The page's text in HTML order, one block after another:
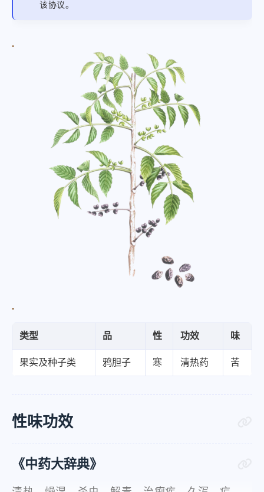
该协议。
类型 品 性 功效 味
果实及种子类 鸦胆子 寒 清热药 苦
性味功效
《中药大辞典》